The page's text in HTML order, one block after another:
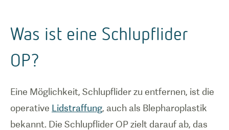
Was ist eine Schlupflider
OP?
Eine Möglichkeit, Schlupflider zu entfernen, ist die
operative Lidstraffung, auch als Blepharoplastik
bekannt. Die Schlupflider OP zielt darauf ab, das